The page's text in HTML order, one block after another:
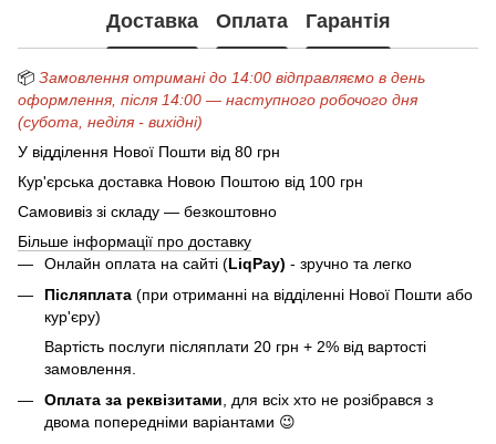
Доставка Оплата Гарантія
📦 Замовлення отримані до 14:00 відправляємо в день
оформлення, після 14:00 — наступного робочого дня
(субота, неділя - вихідні)
У відділення Нової Пошти від 80 грн
Кур'єрська доставка Новою Поштою від 100 грн
Самовивіз зі складу — безкоштовно
Більше інформації про доставку
Онлайн оплата на сайті (LiqPay) - зручно та легко
Післяплата (при отриманні на відділенні Нової Пошти або
кур'єру)
Вартість послуги післяплати 20 грн + 2% від вартості
замовлення.
Оплата за реквізитами, для всіх хто не розібрався з
двома попередніми варіантами 😉